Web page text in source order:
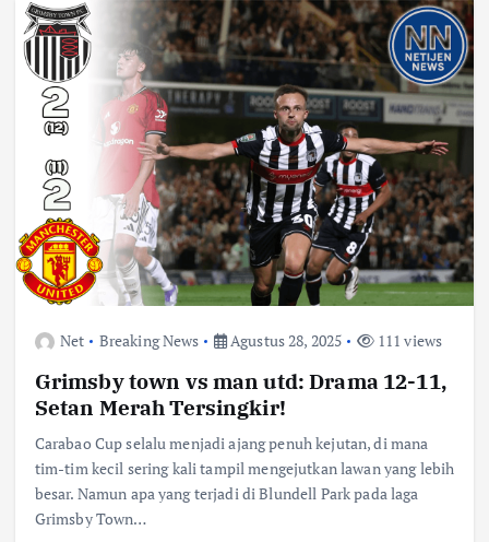
Net Breaking News Agustus 28, 2025 111 views
Grimsby town vs man utd: Drama 12-11,
Setan Merah Tersingkir!
Carabao Cup selalu menjadi ajang penuh kejutan, di mana
tim-tim kecil sering kali tampil mengejutkan lawan yang lebih
besar. Namun apa yang terjadi di Blundell Park pada laga
Grimsby Town…